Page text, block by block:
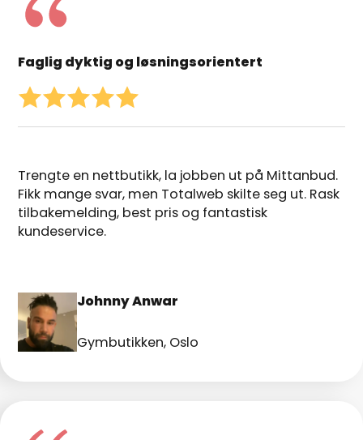
Faglig dyktig og løsningsorientert
Trengte en nettbutikk, la jobben ut på Mittanbud.
Fikk mange svar, men Totalweb skilte seg ut. Rask
tilbakemelding, best pris og fantastisk
kundeservice.
Johnny Anwar
Gymbutikken, Oslo